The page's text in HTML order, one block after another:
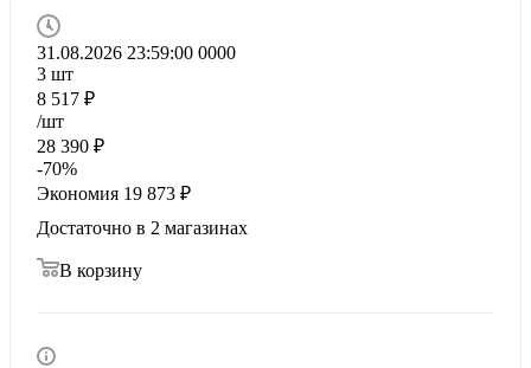
31.08.2026 23:59:00 0000
3 шт
8 517 ₽
/шт
28 390 ₽
-70%
Экономия 19 873 ₽
Достаточно в 2 магазинах
В корзину